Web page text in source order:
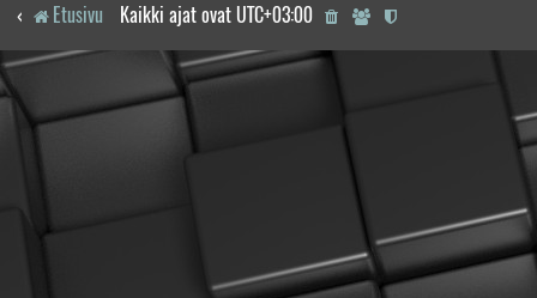
Etusivu Kaikki ajat ovat UTC+03:00